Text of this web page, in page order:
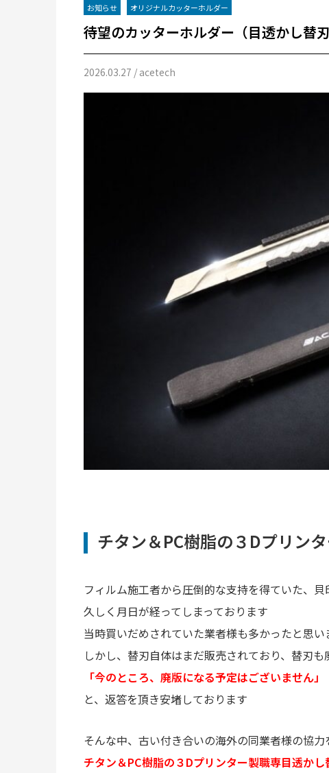
お知らせ オリジナルカッターホルダー
待望のカッターホルダー（目透かし替刃
2026.03.27 / acetech
チタン＆PC樹脂の３Dプリンタ
フィルム施工者から圧倒的な支持を得ていた、
久しく月日が経ってしまっております
当時買いだめされていた業者様も多かったと思い
しかし、替刃自体はまだ販売されており、替刃
「今のところ、廃版になる予定はございません」
と、返答を頂き安堵しております
そんな中、古い付き合いの海外の同業者様の協力
チタン＆PC樹脂の３Dプリンター製職専目透か